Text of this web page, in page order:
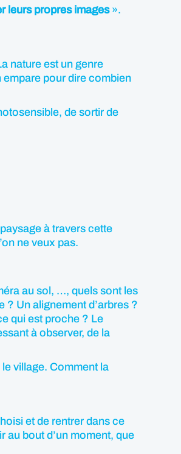
leurs propres images».
nature est un genre
empare pour dire combien
de sortir de
à travers cette
ne veux pas.
au sol, …, quels sont les
? Un alignement d’arbres ?
qui est proche ? Le
à observer, de la
village. Comment la
et de rentrer dans ce
au bout d’un moment, que